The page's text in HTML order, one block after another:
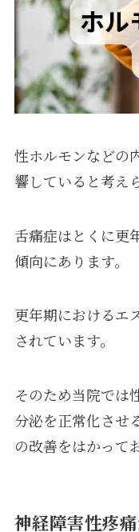
性ホルモンなどの
響していると考え
舌痛症はとくに更
傾向にあります。
更年期におけるエ
されています。
そのため当院では
分泌を正常化させ
の改善をはかって
神経障害性疼